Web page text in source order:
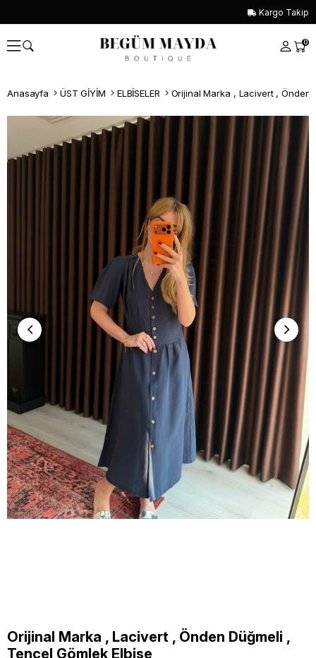
Kargo Takip
0
Anasayfa ÜST GİYİM ELBİSELER
Whatsapp İle Sipariş ver
Orijinal Marka , Lacivert , Önden Düğmeli ,
Tencel Gömlek Elbise